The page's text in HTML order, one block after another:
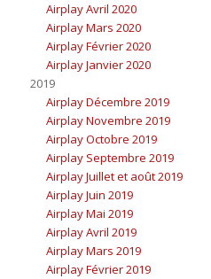
Airplay Avril 2020
Airplay Mars 2020
Airplay Février 2020
Airplay Janvier 2020
2019
Airplay Décembre 2019
Airplay Novembre 2019
Airplay Octobre 2019
Airplay Septembre 2019
Airplay Juillet et août 2019
Airplay Juin 2019
Airplay Mai 2019
Airplay Avril 2019
Airplay Mars 2019
Airplay Février 2019